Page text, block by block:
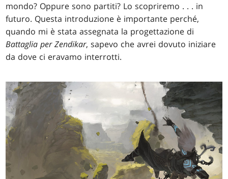
mondo? Oppure sono partiti? Lo scopriremo . . . in
futuro. Questa introduzione è importante perché,
quando mi è stata assegnata la progettazione di
Battaglia per Zendikar, sapevo che avrei dovuto iniziare
da dove ci eravamo interrotti.